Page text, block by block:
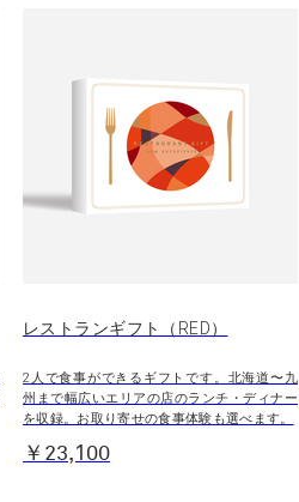
レストランギフト（RED）
2人で食事ができるギフトです。北海道〜九
州まで幅広いエリアの店のランチ・ディナー
を収録。お取り寄せの食事体験も選べます。
￥23,100